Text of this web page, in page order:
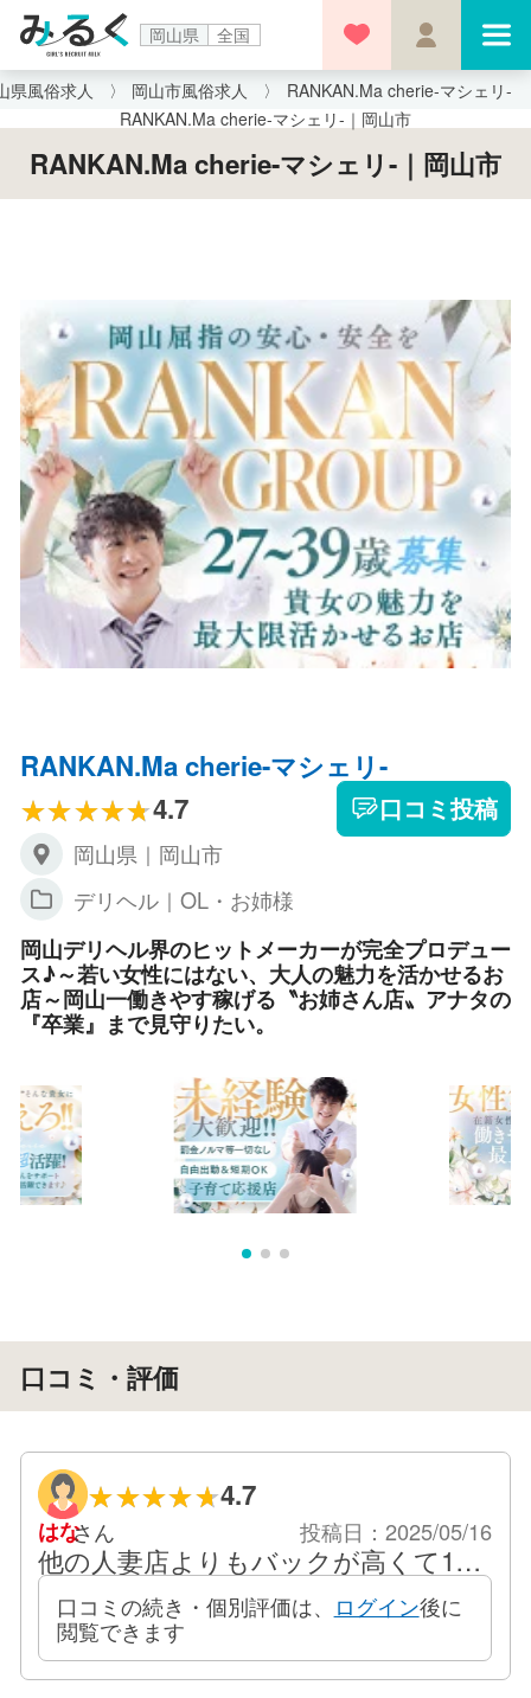
岡山県 全国
県風俗求人 岡山市風俗求人
RANKAN.Ma cherie-マシェリ-
RANKAN.Ma cherie-マシェリ-｜岡山市
RANKAN.Ma cherie-マシェリ-｜岡山市
RANKAN.Ma cherie-マシェリ-
4.7
口コミ投稿
岡山県｜岡山市
デリヘル｜OL・お姉様
岡山デリヘル界のヒットメーカーが完全プロデュー
ス♪～若い女性にはない、大人の魅力を活かせるお
店～岡山一働きやす稼げる〝お姉さん店〟アナタの
『卒業』まで見守りたい。
口コミ・評価
4.7
はなさん 投稿日：2025/05/16
他の人妻店よりもバックが高くて1つ
のお仕事にモチベがあがり…
口コミの続き・個別評価は、 ログイン後に
閲覧できます